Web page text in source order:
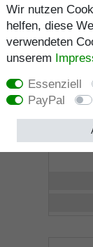
Wir nutzen
helfen, diese
verwendeten
unserem
Essenziell
PayPal